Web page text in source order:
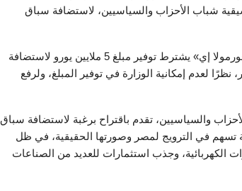
شباب الأحزاب والسياسيين، لاستضافة سباق
ورد وزير الرياضة بأن شروط وأحكام الاتفاقية الخاصة بفاعليات «فورمولا إي» يشترط توفير مبلغ 5 ملايين يورو لاستضافة
لعدم إمكانية الوزارة في توفير المبلغ، ولرفع
والسياسيين، تقدم باقتراح برغبة لاستضافة سباق
تسهم في الترويج لمصر وصورتها الحقيقية، في ظل
الكهربائية، وجذب استثمارات للعديد من الصناعات